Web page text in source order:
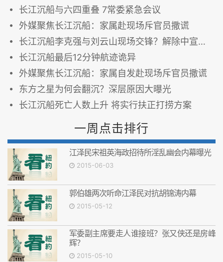
长江沉船与六四重叠 7常委紧急会议
外媒聚焦长江沉船：家属赴现场斥官员撒谎
长江沉船李克强与刘云山现场交锋？解除中宣部禁令
长江沉船最后12分钟航迹诡异
外媒聚焦长江沉船：家属自发赴现场斥官员撒谎
东方之星为何会翻沉？深层原因大曝光
长江沉船死亡人数上升 将实行扶正打捞方案
一周点击排行
江泽民宋祖英海政招待所淫乱幽会内幕曝光
2015-06-03
郭伯雄两次听命江泽民对抗胡锦涛内幕
2015-05-12
军委副主席要走人谁接班？张又侠还是房峰
辉？
2015-05-10